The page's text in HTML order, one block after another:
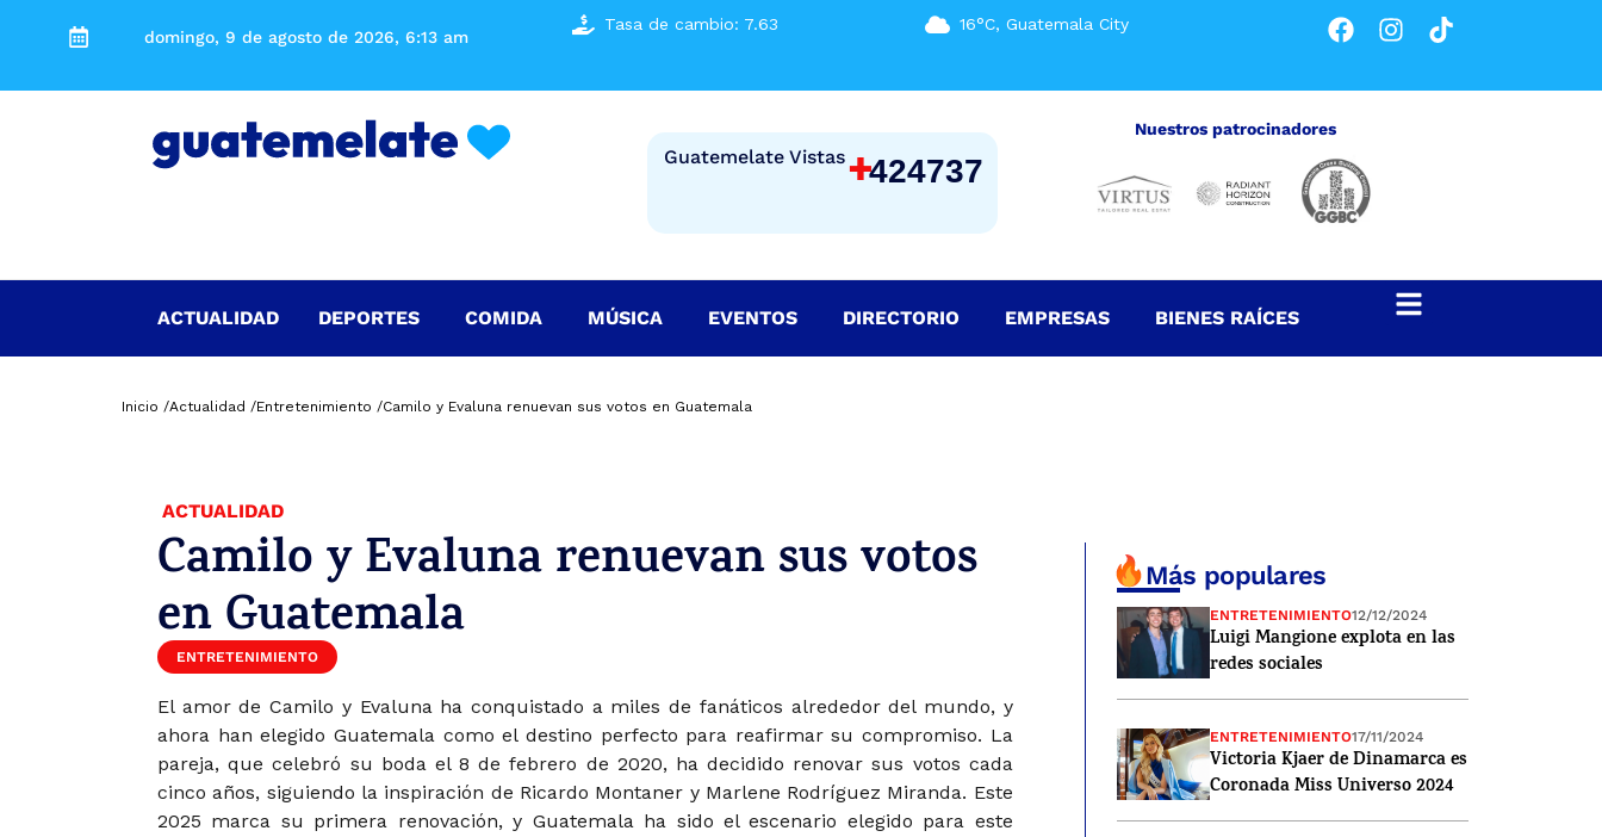
domingo, 9 de agosto de 2026, 6:13 am
Tasa de cambio: 7.63 16°C, Guatemala City
Guatemelate Vistas +424737
Nuestros patrocinadores
ACTUALIDAD DEPORTES COMIDA MÚSICA EVENTOS DIRECTORIO EMPRESAS BIENES RAÍCES
Inicio /Actualidad /Entretenimiento /Camilo y Evaluna renuevan sus votos en Guatemala
ACTUALIDAD
Camilo y Evaluna renuevan sus votos
en Guatemala
ENTRETENIMIENTO
El amor de Camilo y Evaluna ha conquistado a miles de fanáticos alrededor del mundo, y
ahora han elegido Guatemala como el destino perfecto para reafirmar su compromiso. La
pareja, que celebró su boda el 8 de febrero de 2020, ha decidido renovar sus votos cada
cinco años, siguiendo la inspiración de Ricardo Montaner y Marlene Rodríguez Miranda. Este
2025 marca su primera renovación, y Guatemala ha sido el escenario elegido para este
Más populares
ENTRETENIMIENTO12/12/2024
Luigi Mangione explota en las
redes sociales
ENTRETENIMIENTO17/11/2024
Victoria Kjaer de Dinamarca es
Coronada Miss Universo 2024